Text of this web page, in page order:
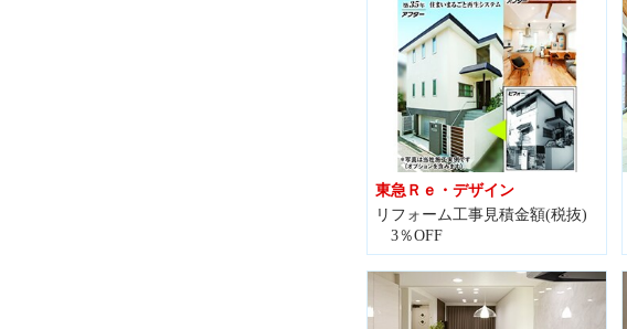
東急Ｒｅ・デザイン
リフォーム工事見積金額(税抜)
3％OFF